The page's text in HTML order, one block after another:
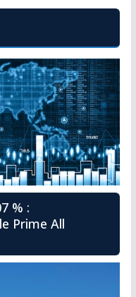
% :
Prime All